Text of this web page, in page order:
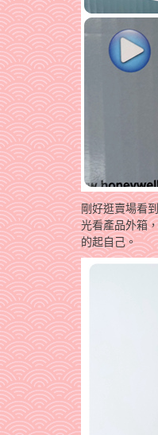
剛好逛賣場看
光看產品外箱
的起自己。